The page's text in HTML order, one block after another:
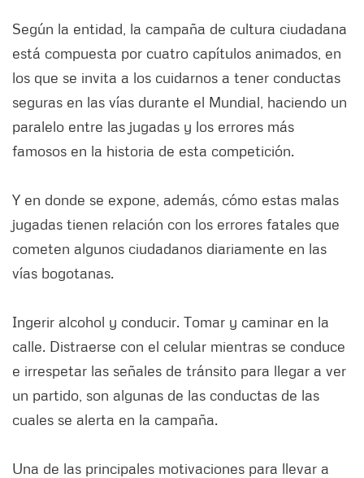
Según la entidad, la campaña de cultura ciudadana
está compuesta por cuatro capítulos animados, en
los que se invita a los cuidarnos a tener conductas
seguras en las vías durante el Mundial, haciendo un
paralelo entre las jugadas y los errores más
famosos en la historia de esta competición.
Y en donde se expone, además, cómo estas malas
jugadas tienen relación con los errores fatales que
cometen algunos ciudadanos diariamente en las
vías bogotanas.
Ingerir alcohol y conducir. Tomar y caminar en la
calle. Distraerse con el celular mientras se conduce
e irrespetar las señales de tránsito para llegar a ver
un partido, son algunas de las conductas de las
cuales se alerta en la campaña.
Una de las principales motivaciones para llevar a